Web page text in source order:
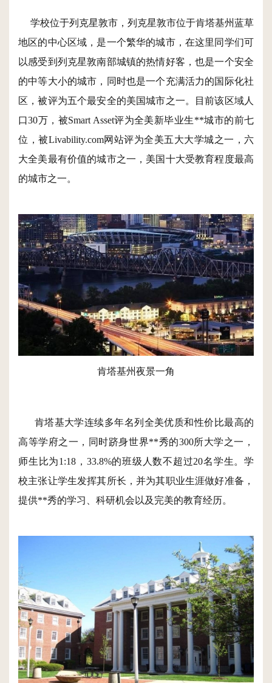
学校位于列克星敦市，列克星敦市位于肯塔基州蓝草
地区的中心区域，是一个繁华的城市，在这里同学们可
以感受到列克星敦南部城镇的热情好客，也是一个安全
的中等大小的城市，同时也是一个充满活力的国际化社
区，被评为五个最安全的美国城市之一。目前该区域人
口30万，被Smart Asset评为全美新毕业生**城市的前七
位，被Livability.com网站评为全美五大大学城之一，六
大全美最有价值的城市之一，美国十大受教育程度最高
的城市之一。
肯塔基州夜景一角
肯塔基大学连续多年名列全美优质和性价比最高的
高等学府之一，同时跻身世界**秀的300所大学之一，
师生比为1:18，33.8%的班级人数不超过20名学生。学
校主张让学生发挥其所长，并为其职业生涯做好准备，
提供**秀的学习、科研机会以及完美的教育经历。